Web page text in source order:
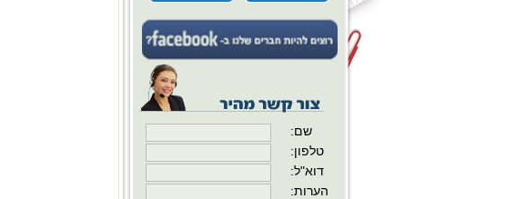
:שם
:טלפון
:דוא"ל
:הערות